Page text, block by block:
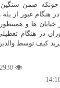
ضمن
هنگام عبور از
خیابان ها و
در هنگام
كیف توسط
2930